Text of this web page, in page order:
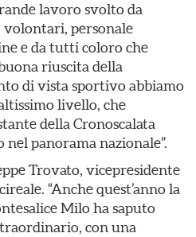
lavoro svolto da
volontari, personale
e da tutti coloro che
riuscita della
di vista sportivo abbiamo
livello, che
della Cronoscalata
panorama nazionale”.
Trovato, vicepresidente
“Anche quest’anno la
Milo ha saputo
con una